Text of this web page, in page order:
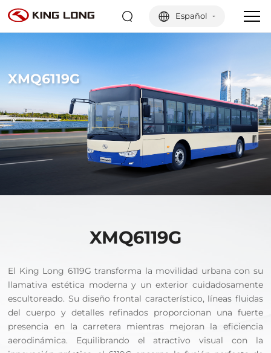
Español
XMQ6119G
XMQ6119G
El King Long 6119G transforma la movilidad urbana con su
llamativa estética moderna y un exterior cuidadosamente
escultoreado. Su diseño frontal característico, líneas fluidas
del cuerpo y detalles refinados proporcionan una fuerte
presencia en la carretera mientras mejoran la eficiencia
aerodinámica. Equilibrando el atractivo visual con la